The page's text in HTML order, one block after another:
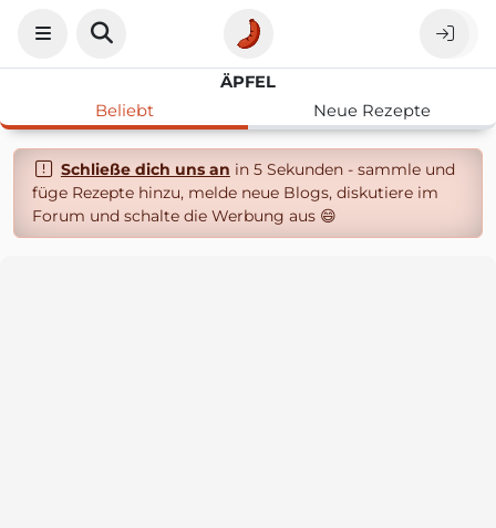
ÄPFEL
Beliebt
Neue Rezepte
Schließe dich uns an in 5 Sekunden - sammle und
füge Rezepte hinzu, melde neue Blogs, diskutiere im
Forum und schalte die Werbung aus 😄